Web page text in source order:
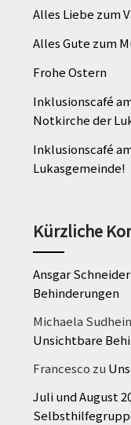
Alles Liebe zum
Alles Gute zum
Frohe Ostern
Inklusionscafé
Notkirche der
Inklusionscafé
Lukasgemeinde!
Kürzliche
Ansgar Schneider
Behinderungen
Michaela
Unsichtbare
Francesco zu
Juli und August